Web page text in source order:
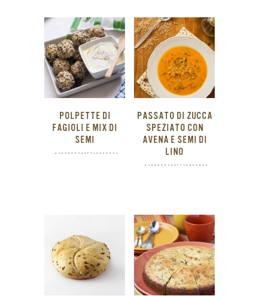
POLPETTE DI
FAGIOLI E MIX DI
SEMI
PASSATO DI ZUCCA
SPEZIATO CON
AVENA E SEMI DI
LINO